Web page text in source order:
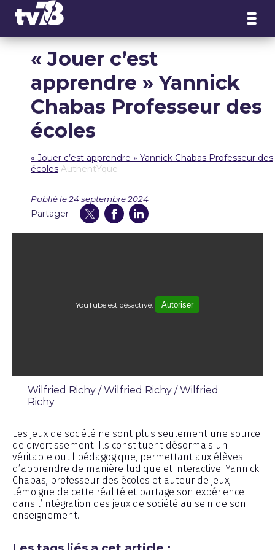
« Jouer c’est
apprendre » Yannick
Chabas Professeur des
écoles
« Jouer c’est apprendre » Yannick Chabas Professeur des
écoles AuthentYque
Publié le 24 septembre 2024
Partager
YouTube est désactivé. Autoriser
Wilfried Richy / Wilfried Richy / Wilfried
Richy
Les jeux de société ne sont plus seulement une source
de divertissement. Ils constituent désormais un
véritable outil pédagogique, permettant aux élèves
d’apprendre de manière ludique et interactive. Yannick
Chabas, professeur des écoles et auteur de jeux,
témoigne de cette réalité et partage son expérience
dans l’intégration des jeux de société au sein de son
enseignement.
Panneau de gestion des cookies